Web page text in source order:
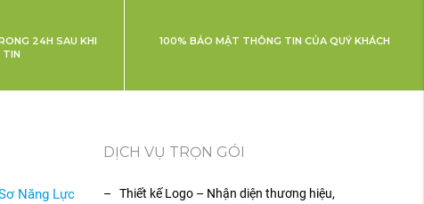
24H SAU KHI
TIN
100% BẢO MẬT THÔNG TIN CỦA QUÝ KHÁCH
Năng Lực
DỊCH VỤ TRỌN GÓI
– Thiết kế Logo – Nhận diện thương hiệu,